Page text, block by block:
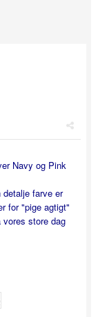
Navy og Pink
farve er
for "pige agtigt"
store dag